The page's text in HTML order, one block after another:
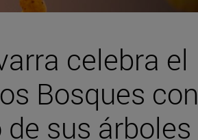
celebra el
Bosques con
sus árboles